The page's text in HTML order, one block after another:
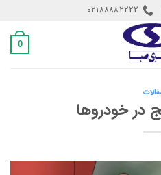
02188882222
0
در خودروها